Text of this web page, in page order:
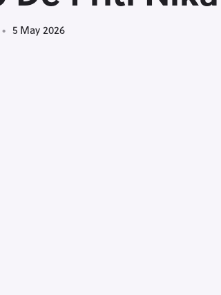
5 May 2026